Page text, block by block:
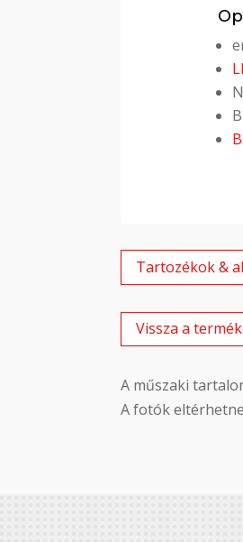
Tartozékok &
Vissza a
A műszaki
A fotók